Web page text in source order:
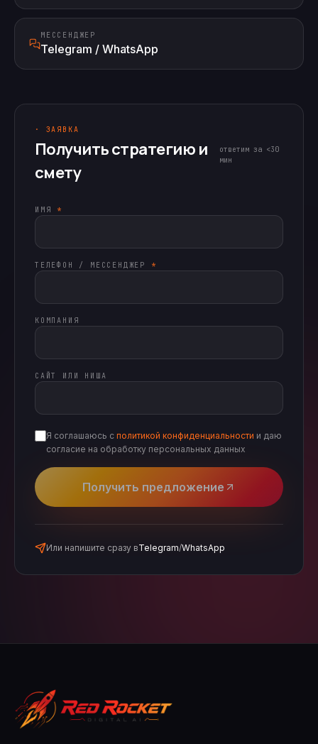
МЕССЕНДЖЕР
Telegram / WhatsApp
· ЗАЯВКА
Получить стратегию и
смету
ответим за <30
мин
ИМЯ *
ТЕЛЕФОН / МЕССЕНДЖЕР *
КОМПАНИЯ
САЙТ ИЛИ НИША
Я соглашаюсь с политикой конфиденциальности и даю
согласие на обработку персональных данных
Получить предложение
Или напишите сразу вTelegram/WhatsApp